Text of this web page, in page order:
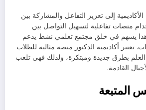
إلى تعزيز التفاعل والمشاركة بين
منصات تفاعلية لتسهيل التواصل بين
يسهم في خلق مجتمع تعلمي نشط يدعم
تعتبر أكاديمية الدكتور منصة مثالية للطلاب
بطرق جديدة ومبتكرة، ولذلك فهي تلعب
القادمة.
المتبعة